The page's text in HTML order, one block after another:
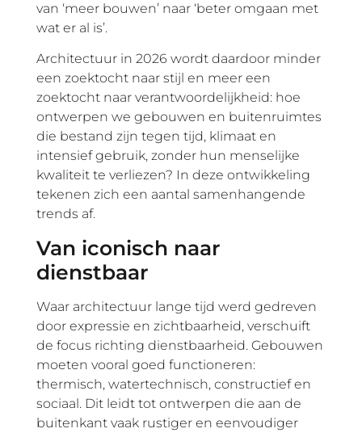
van ‘meer bouwen’ naar ‘beter omgaan met
wat er al is’.
Architectuur in 2026 wordt daardoor minder
een zoektocht naar stijl en meer een
zoektocht naar verantwoordelijkheid: hoe
ontwerpen we gebouwen en buitenruimtes
die bestand zijn tegen tijd, klimaat en
intensief gebruik, zonder hun menselijke
kwaliteit te verliezen? In deze ontwikkeling
tekenen zich een aantal samenhangende
trends af.
Van iconisch naar
dienstbaar
Waar architectuur lange tijd werd gedreven
door expressie en zichtbaarheid, verschuift
de focus richting dienstbaarheid. Gebouwen
moeten vooral goed functioneren:
thermisch, watertechnisch, constructief en
sociaal. Dit leidt tot ontwerpen die aan de
buitenkant vaak rustiger en eenvoudiger